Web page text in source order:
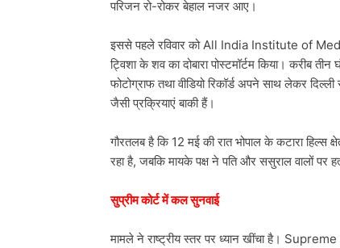
परिजन रो-रोकर बेहाल नजर आए।
इससे पहले रविवार को All India Institute of
ट्विशा के शव का दोबारा पोस्टमॉर्टम किया। करीब
फोटोग्राफ तथा वीडियो रिकॉर्ड अपने साथ लेकर
जैसी प्रक्रियाएं बाकी हैं।
गौरतलब है कि 12 मई की रात भोपाल के कटारा हिल्स
रहा है, जबकि मायके पक्ष ने पति और ससुराल वालों पर
सुप्रीम कोर्ट में कल सुनवाई
मामले ने राष्ट्रीय स्तर पर ध्यान खींचा है।